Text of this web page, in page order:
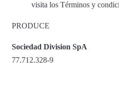
visita los Términos y
PRODUCE
Sociedad Division SpA
77.712.328-9